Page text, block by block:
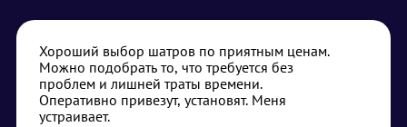
Хороший выбор шатров по приятным ценам.
Можно подобрать то, что требуется без
проблем и лишней траты времени.
Оперативно привезут, установят. Меня
устраивает.